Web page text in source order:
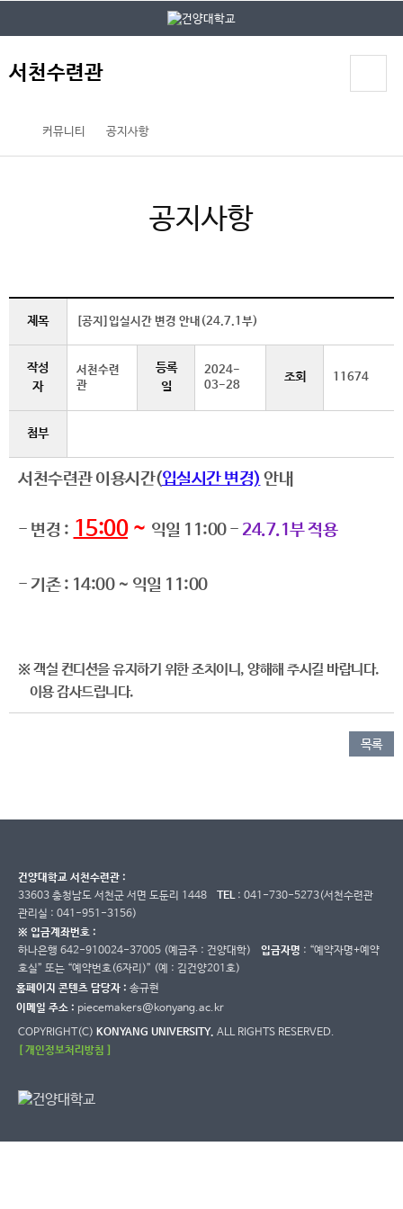
서천수련관
커뮤니티 공지사항
공지사항
제목 [공지]입실시간 변경 안내(24.7.1부)
작성
자
서천수련
관
등록
일
2024-
03-28
조회 11674
첨부
서천수련관 이용시간(입실시간 변경) 안내
- 변경 : 15:00~ 익일 11:00 - 24.7.1부 적용
- 기존 : 14:00 ~ 익일 11:00​
​※ 객실 컨디션을 유지하기 위한 조치이니, 양해해 주시길 바랍니다.
이용 감사드립니다.
목록
건양대학교 서천수련관 :
33603 충청남도 서천군 서면 도둔리 1448
TEL: 041-730-5273(서천수련관
관리실 : 041-951-3156)
※ 입금계좌번호 :
하나은행 642-910024-37005 (예금주 : 건양대학)
입금자명 : “예약자명+예약
호실” 또는 “예약번호(6자리)” (예 : 김건양201호)
홈페이지 콘텐츠 담당자 : 송규현
이메일 주소 : piecemakers@konyang.ac.kr
COPYRIGHT(C) KONYANG UNIVERSITY. ALL RIGHTS RESERVED.
[ 개인정보처리방침 ]